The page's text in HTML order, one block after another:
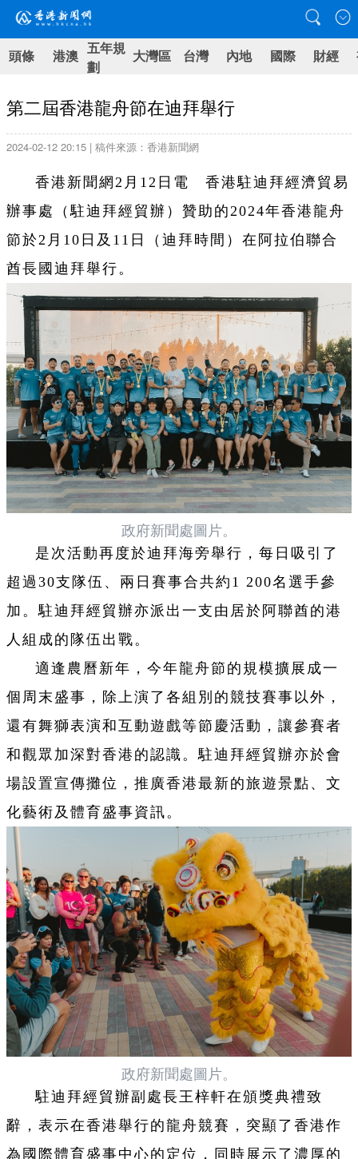
頭條 港澳 五年規
劃
大灣區 台灣 內地 國際 財經
第二屆香港龍舟節在迪拜舉行
2024-02-12 20:15 | 稿件來源：香港新聞網
香港新聞網2月12日電 香港駐迪拜經濟貿易
辦事處（駐迪拜經貿辦）贊助的2024年香港龍舟
節於2月10日及11日（迪拜時間）在阿拉伯聯合
酋長國迪拜舉行。
政府新聞處圖片。
是次活動再度於迪拜海旁舉行，每日吸引了
超過30支隊伍、兩日賽事合共約1 200名選手參
加。駐迪拜經貿辦亦派出一支由居於阿聯酋的港
人組成的隊伍出戰。
適逢農曆新年，今年龍舟節的規模擴展成一
個周末盛事，除上演了各組別的競技賽事以外，
還有舞獅表演和互動遊戲等節慶活動，讓參賽者
和觀眾加深對香港的認識。駐迪拜經貿辦亦於會
場設置宣傳攤位，推廣香港最新的旅遊景點、文
化藝術及體育盛事資訊。
政府新聞處圖片。
駐迪拜經貿辦副處長王梓軒在頒獎典禮致
辭，表示在香港舉行的龍舟競賽，突顯了香港作
為國際體育盛事中心的定位，同時展示了濃厚的